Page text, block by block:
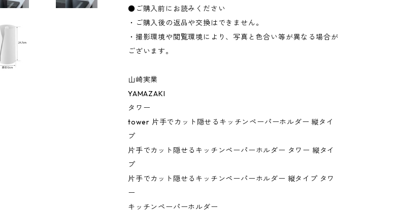
●ご購入前にお読みください
・ご購入後の返品や交換はできません。
・撮影環境や閲覧環境により、写真と色合い等が異なる場合が
ございます。
山崎実業
YAMAZAKI
タワー
tower 片手でカット隠せるキッチンペーパーホルダー 縦タイ
プ
片手でカット隠せるキッチンペーパーホルダー タワー 縦タイ
プ
片手でカット隠せるキッチンペーパーホルダー 縦タイプ タワ
ー
キッチンペーパーホルダー